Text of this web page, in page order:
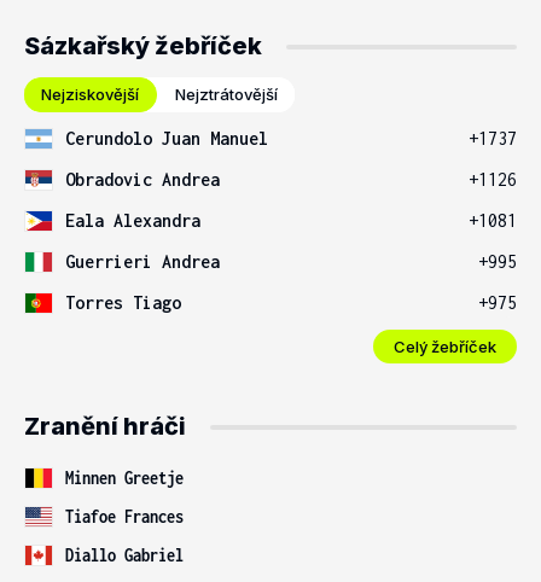
Sázkařský žebříček
Nejziskovější Nejztrátovější
Cerundolo Juan Manuel
+1737
Obradovic Andrea
+1126
Eala Alexandra
+1081
Guerrieri Andrea
+995
Torres Tiago
+975
Celý žebříček
Zranění hráči
Minnen Greetje
Tiafoe Frances
Diallo Gabriel